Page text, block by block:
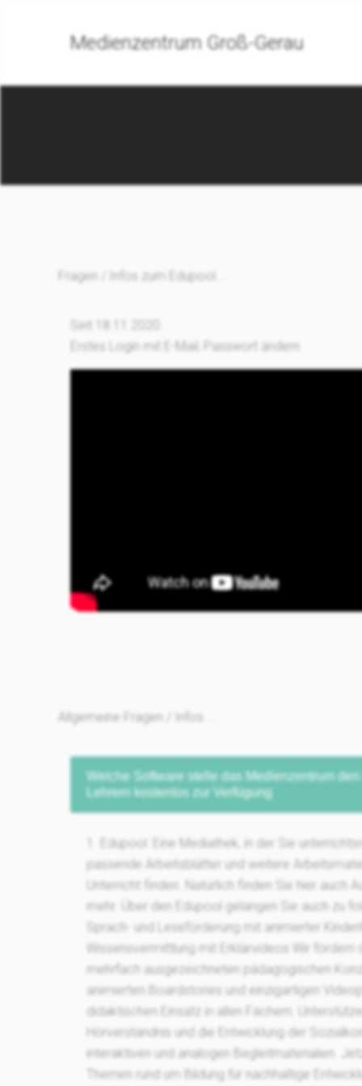
Medienzentrum Groß-Gerau
Fragen / Infos zum Edupool...
Seit 18.11.2020:
Erstes Login mit E-Mail; Passwort ändern
Allgemeine Fragen / Infos ...
Welche Software stelle das Medienzentrum
Lehrern kostenlos zur Verfügung
1. Edupool: Eine Mediathek, in der Sie
passende Arbeitsblätter und weitere
Unterricht finden. Natürlich finden Sie hier auch
mehr. Über den Edupool gelangen Sie auch zu
Sprach- und Leseförderung mit animierter
Wissensvermittlung mit Erklärvideos Wir fördern
mehrfach ausgezeichneten pädagogischen
animierten Boardstories und einzigartigen
didaktischen Einsatz in allen Fächern.
Hörverständnis und die Entwicklung der
interaktiven und analogen Begleitmaterialien. Jetzt
Themen rund um Bildung für nachhaltige